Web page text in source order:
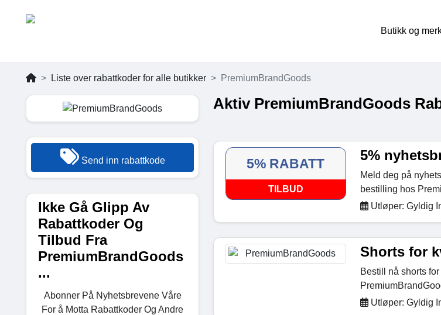
Butikk og
Liste over rabattkoder for alle butikker PremiumBrandGoods
Send inn rabattkode
Ikke Gå Glipp Av
Rabattkoder Og
Tilbud Fra
PremiumBrandGoods
...
Abonner På Nyhetsbrevene Våre
For å Motta Rabattkoder Og Andre
Aktiv PremiumBrandGoods
5% RABATT
TILBUD
5%
Meld deg på
bestilling hos
Utløper: Gyldig
Shorts for
Bestill nå shorts
Utløper: Gyldig